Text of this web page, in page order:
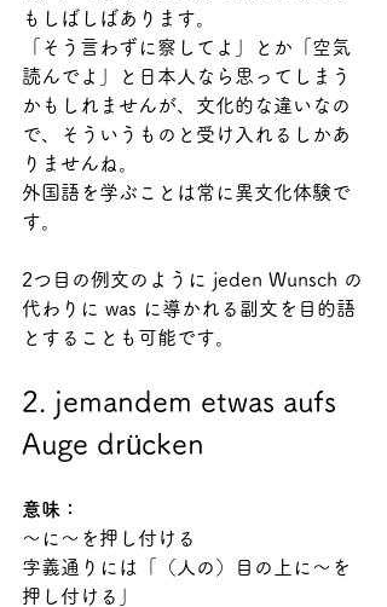
もしばしばあります。
「そう言わずに察してよ」とか「空気
読んでよ」と日本人なら思ってしまう
かもしれませんが、文化的な違いなの
で、そういうものと受け入れるしかあ
りませんね。
外国語を学ぶことは常に異文化体験で
す。
2つ目の例文のように jeden Wunsch の
代わりに was に導かれる副文を目的語
とすることも可能です。
2. jemandem etwas aufs
Auge drücken
意味：
～に～を押し付ける
字義通りには「（人の）目の上に～を
押し付ける」